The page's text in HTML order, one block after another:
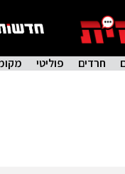
חרדים פוליטי